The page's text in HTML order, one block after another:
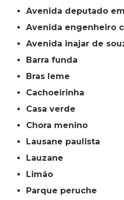
avenida deputado
avenida engenheiro
avenida inajar de
barra funda
bras leme
cachoeirinha
casa verde
chora menino
lausane paulista
lauzane
limão
parque peruche